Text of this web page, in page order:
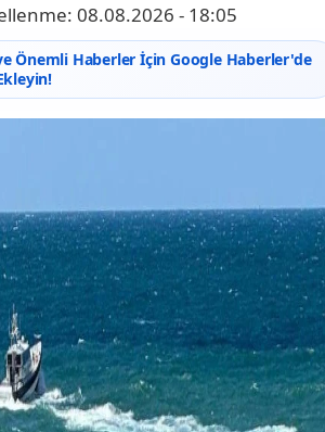
08.08.2026 - 18:05
Önemli Haberler İçin Google Haberler'de